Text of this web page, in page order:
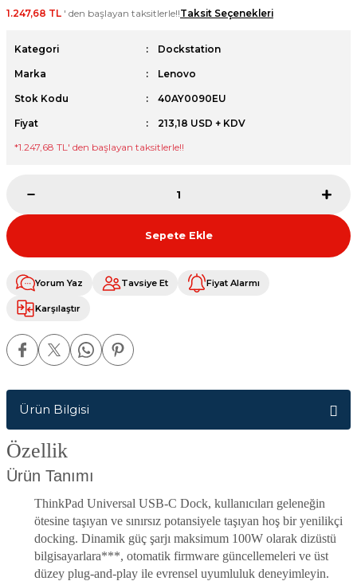
1.247,68 TL ' den başlayan taksitlerle!!Taksit Seçenekleri
Kategori Dockstation
Marka Lenovo
Stok Kodu 40AY0090EU
Fiyat
213,18 USD + KDV
*1.247,68 TL' den başlayan taksitlerle!!
Sepete Ekle
Yorum Yaz Tavsiye Et Fiyat Alarmı
Karşılaştır
Ürün Bilgisi
Özellik
Ürün Tanımı
ThinkPad Universal USB-C Dock, kullanıcıları geleneğin
ötesine taşıyan ve sınırsız potansiyele taşıyan hoş bir yenilikçi
docking. Dinamik güç şarjı maksimum 100W olarak dizüstü
bilgisayarlara***, otomatik firmware güncellemeleri ve üst
düzey plug-and-play ile evrensel uyumluluk deneyimleyin.